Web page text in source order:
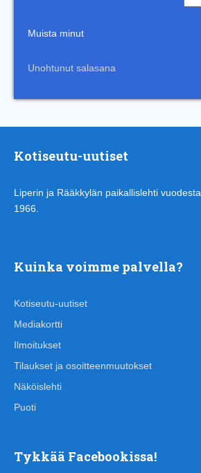
Muista minut
Unohtunut salasana
Kotiseutu-uutiset
Liperin ja Rääkkylän paikallislehti vuodesta
1966.
Kuinka voimme palvella?
Kotiseutu-uutiset
Mediakortti
Ilmoitukset
Tilaukset ja osoitteenmuutokset
Näköislehti
Puoti
Tykkää Facebookissa!